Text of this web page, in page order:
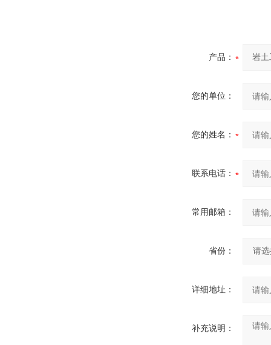
产品：
您的单位：
您的姓名：
联系电话：
常用邮箱：
省份：
详细地址：
补充说明：